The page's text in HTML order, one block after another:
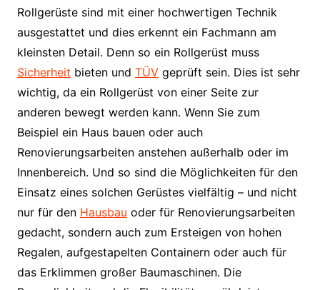
Rollgerüste sind mit einer hochwertigen Technik
ausgestattet und dies erkennt ein Fachmann am
kleinsten Detail. Denn so ein Rollgerüst muss
Sicherheit bieten und TÜVgeprüft sein. Dies ist sehr
wichtig, da ein Rollgerüst von einer Seite zur
anderen bewegt werden kann. Wenn Sie zum
Beispiel ein Haus bauen oder auch
Renovierungsarbeiten anstehen außerhalb oder im
Innenbereich. Und so sind die Möglichkeiten für den
Einsatz eines solchen Gerüstes vielfältig – und nicht
nur für den Hausbau oder für Renovierungsarbeiten
gedacht, sondern auch zum Ersteigen von hohen
Regalen, aufgestapelten Containern oder auch für
das Erklimmen großer Baumaschinen. Die